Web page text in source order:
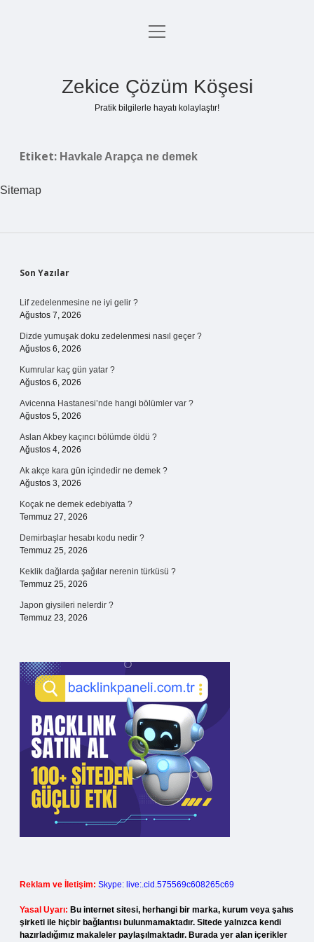
Anasayfa
Yasal Uyarı
menüyü
Zekice Çözüm Köşesi
Pratik bilgilerle hayatı kolaylaştır!
Etiket: Havkale Arapça ne demek
Sitemap
Sidebar
Son Yazılar
Lif zedelenmesine ne iyi gelir ?
Ağustos 7, 2026
Dizde yumuşak doku zedelenmesi nasıl geçer ?
Ağustos 6, 2026
Kumrular kaç gün yatar ?
Ağustos 6, 2026
Avicenna Hastanesi’nde hangi bölümler var ?
Ağustos 5, 2026
Aslan Akbey kaçıncı bölümde öldü ?
Ağustos 4, 2026
Ak akçe kara gün içindedir ne demek ?
Ağustos 3, 2026
Koçak ne demek edebiyatta ?
Temmuz 27, 2026
Demirbaşlar hesabı kodu nedir ?
Temmuz 25, 2026
Keklik dağlarda şağılar nerenin türküsü ?
Temmuz 25, 2026
Japon giysileri nelerdir ?
Temmuz 23, 2026
Reklam ve İletişim: Skype: live:.cid.575569c608265c69
Yasal Uyarı: Bu internet sitesi, herhangi bir marka, kurum veya şahıs
şirketi ile hiçbir bağlantısı bulunmamaktadır. Sitede yalnızca kendi
hazırladığımız makaleler paylaşılmaktadır. Burada yer alan içerikler